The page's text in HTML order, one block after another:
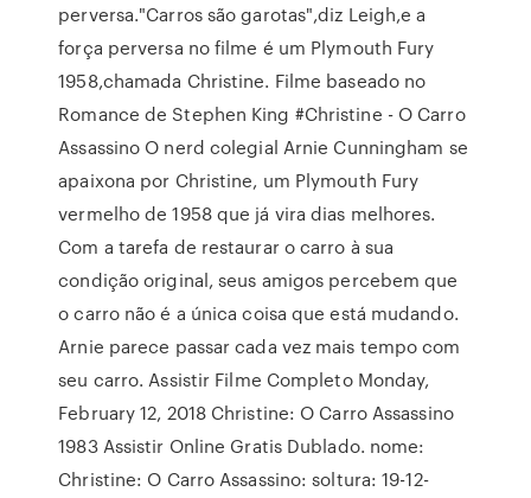
perversa."Carros são garotas",diz Leigh,e a
força perversa no filme é um Plymouth Fury
1958,chamada Christine. Filme baseado no
Romance de Stephen King #Christine - O Carro
Assassino O nerd colegial Arnie Cunningham se
apaixona por Christine, um Plymouth Fury
vermelho de 1958 que já vira dias melhores.
Com a tarefa de restaurar o carro à sua
condição original, seus amigos percebem que
o carro não é a única coisa que está mudando.
Arnie parece passar cada vez mais tempo com
seu carro. Assistir Filme Completo Monday,
February 12, 2018 Christine: O Carro Assassino
1983 Assistir Online Gratis Dublado. nome:
Christine: O Carro Assassino: soltura: 19-12-